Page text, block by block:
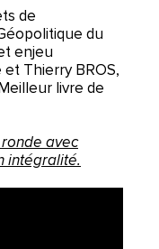
de
du
enjeu
Thierry BROS,
livre de
avec
intégralité.